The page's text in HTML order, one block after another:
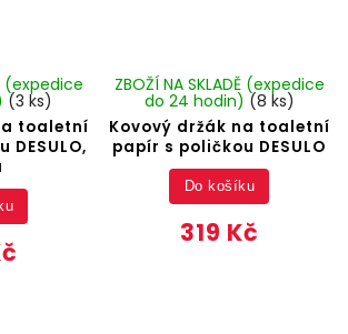
toaletní
(expedice
(3 ks)
Kovový držák na toaletní
papír s poličkou DESULO
ZBOŽÍ NA SKLADĚ (expedice
do 24 hodin) (8 ks)
319 Kč
Do košíku